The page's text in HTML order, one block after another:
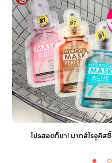
โปรฮอตก็มา! มากส์โรจูคิส